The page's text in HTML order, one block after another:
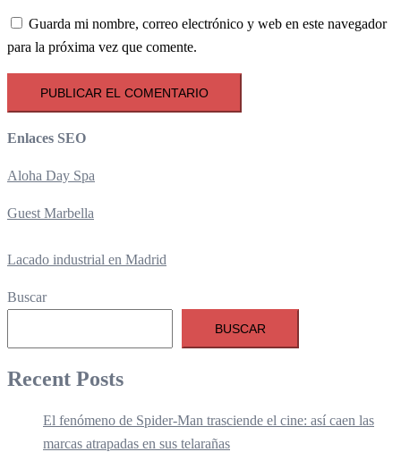
Guarda mi nombre, correo electrónico y web en este navegador
para la próxima vez que comente.
Enlaces SEO
Aloha Day Spa
Guest Marbella
Lacado industrial en Madrid
Buscar
BUSCAR
Recent Posts
El fenómeno de Spider-Man trasciende el cine: así caen las
marcas atrapadas en sus telarañas